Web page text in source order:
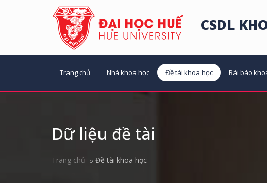
CSDL
Trang chủ Nhà khoa học Đề tài khoa học Bài báo
Dữ liệu đề tài
Trang chủ Đề tài khoa học